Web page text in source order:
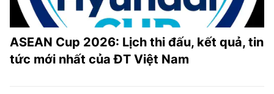
ASEAN Cup 2026: Lịch thi đấu, kết quả, tin
tức mới nhất của ĐT Việt Nam